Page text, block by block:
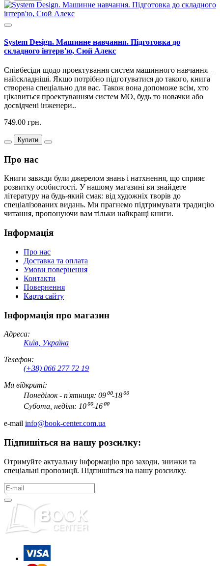
System Design. Машинне навчання. Підготовка до
складного інтерв'ю, Сюй Алекс
Співбесіди щодо проектування систем машинного навчання –
найскладніші. Якщо потрібно підготуватися до такого, книга
створена спеціально для вас. Також вона допоможе всім, хто
цікавиться проектуванням систем МО, будь то новачки або
досвідчені інженери..
749.00 грн.
Купити
Про нас
Книги завжди були джерелом знань і натхнення, що сприяє
розвитку особистості. У нашому магазині ви знайдете
літературу на будь-який смак: від художніх творів до
спеціалізованих видань. Ми прагнемо підтримувати традицію
читання, пропонуючи вам тільки найкращі книги.
Інформація
Про нас
Доставка та оплата
Умови повернення
Контакти
Повернення
Карта сайту
Інформація про магазин
Адреса:
Київ, Україна
Телефон:
(+38) 066 277 72 19
Ми відкриті:
Понеділок - п'ятниця: 09⁰⁰-18⁰⁰
Субота, неділя: 10⁰⁰-16⁰⁰
e-mail info@book-center.com.ua
Підпишіться на нашу розсилку:
Отримуйте актуальну інформацію про заходи, знижки та
спеціальні пропозиції. Підпишіться на нашу розсилку.